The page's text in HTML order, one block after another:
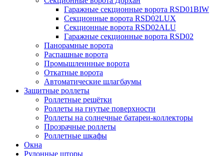
Гаражные секционные ворота RSD01BIW
Секционные ворота RSD02LUX
Секционные ворота RSD02ALU
Гаражные секционные ворота RSD02
Панорамные ворота
Распашные ворота
Промышленнные ворота
Откатные ворота
Автоматические шлагбаумы
Защитные роллеты
Роллетные решётки
Роллеты на гнутые поверхности
Роллеты на солнечные батареи-коллекторы
Прозрачные роллеты
Роллетные шкафы
Окна
Рулонные шторы